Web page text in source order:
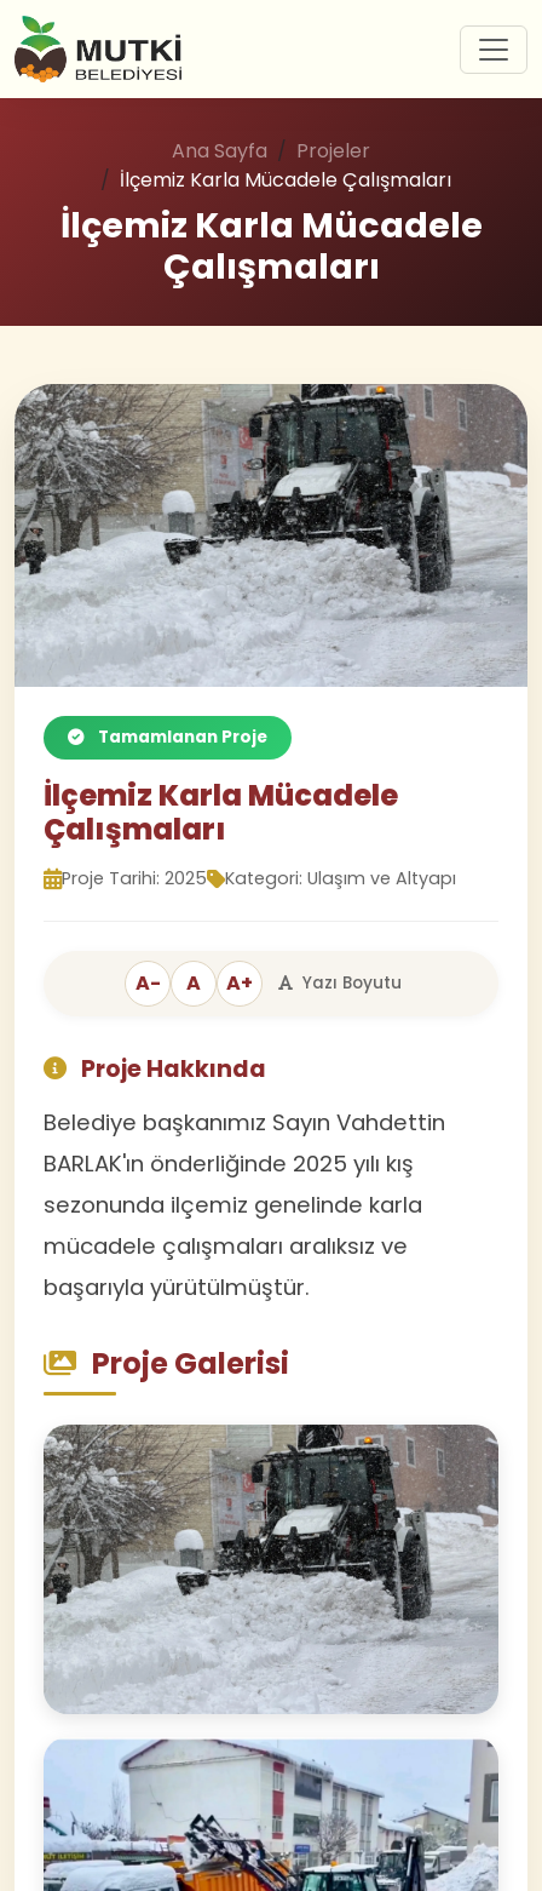
Ana Sayfa
Projeler
İlçemiz Karla Mücadele Çalışmaları
İlçemiz Karla Mücadele
Çalışmaları
Tamamlanan Proje
İlçemiz Karla Mücadele
Çalışmaları
Proje Tarihi: 2025 Kategori: Ulaşım ve Altyapı
A- A A+ Yazı Boyutu
Proje Hakkında
Belediye başkanımız Sayın Vahdettin
BARLAK'ın önderliğinde 2025 yılı kış
sezonunda ilçemiz genelinde karla
mücadele çalışmaları aralıksız ve
başarıyla yürütülmüştür.
Proje Galerisi